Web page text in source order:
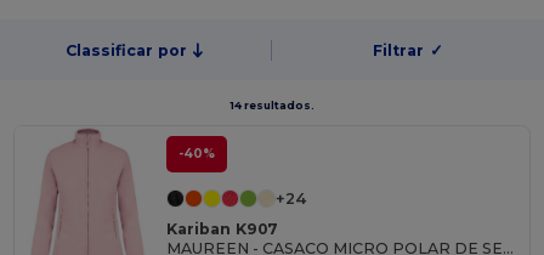
Classificar por Filtrar ✓
14 resultados.
-40%
+24
Kariban K907
MAUREEN - CASACO MICRO POLAR DE SENHORA